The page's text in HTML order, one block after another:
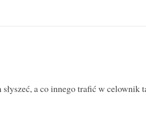
a co innego trafić w celownik